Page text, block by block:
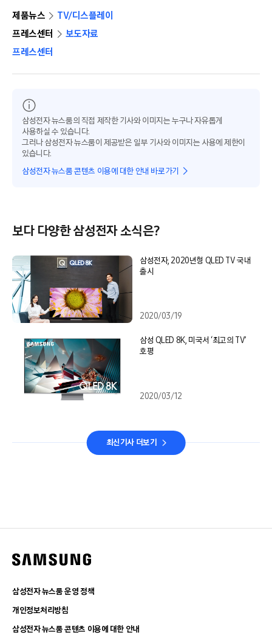
제품뉴스
TV/디스플레이
프레스센터
보도자료
프레스센터
삼성전자 뉴스룸의 직접 제작한 기사와 이미지는 누구나 자유롭게
사용하실 수 있습니다.
그러나 삼성전자 뉴스룸이 제공받은 일부 기사와 이미지는 사용에 제한이
있습니다.
삼성전자 뉴스룸 콘텐츠 이용에 대한 안내 바로가기
보다 다양한 삼성전자 소식은?
삼성전자, 2020년형 QLED TV 국내
출시
2020/03/19
삼성 QLED 8K, 미국서 ‘최고의 TV’
호평
2020/03/12
최신기사 더보기
삼성전자 뉴스룸 운영 정책
개인정보처리방침
삼성전자 뉴스룸 콘텐츠 이용에 대한 안내